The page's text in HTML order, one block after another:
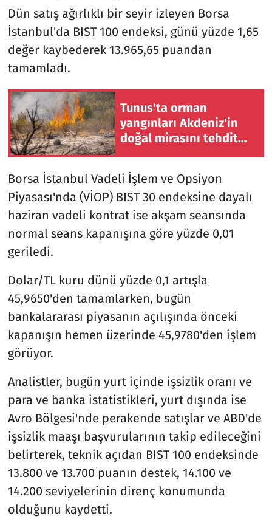
Dün satış ağırlıklı bir seyir izleyen Borsa
İstanbul'da BIST 100 endeksi, günü yüzde 1,65
değer kaybederek 13.965,65 puandan
tamamladı.
Tunus'ta orman
yangınları Akdeniz'in
doğal mirasını tehdit
Borsa İstanbul Vadeli İşlem ve Opsiyon
Piyasası'nda (VİOP) BIST 30 endeksine dayalı
haziran vadeli kontrat ise akşam seansında
normal seans kapanışına göre yüzde 0,01
geriledi.
Dolar/TL kuru dünü yüzde 0,1 artışla
45,9650'den tamamlarken, bugün
bankalararası piyasanın açılışında önceki
kapanışın hemen üzerinde 45,9780'den işlem
görüyor.
Analistler, bugün yurt içinde işsizlik oranı ve
para ve banka istatistikleri, yurt dışında ise
Avro Bölgesi'nde perakende satışlar ve ABD'de
işsizlik maaşı başvurularının takip edileceğini
belirterek, teknik açıdan BIST 100 endeksinde
13.800 ve 13.700 puanın destek, 14.100 ve
14.200 seviyelerinin direnç konumunda
olduğunu kaydetti.